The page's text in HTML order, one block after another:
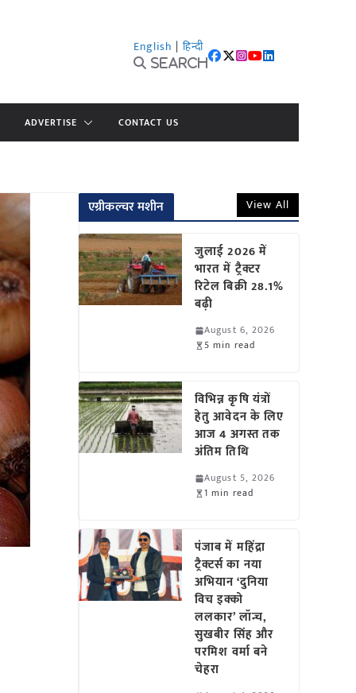
English | हिन्दी
Search
ADVERTISE CONTACT US
एग्रीकल्चर मशीन View All
जुलाई 2026 में
भारत में ट्रैक्टर
रिटेल बिक्री 28.1%
बढ़ी
August 6, 2026
5 min read
विभिन्न कृषि यंत्रों
हेतु आवेदन के लिए
आज 4 अगस्त तक
अंतिम तिथि
August 5, 2026
1 min read
पंजाब में महिंद्रा
ट्रैक्टर्स का नया
अभियान ‘दुनिया
विच इक्को
ललकार’ लॉन्च,
सुखबीर सिंह और
परमिश वर्मा बने
चेहरा